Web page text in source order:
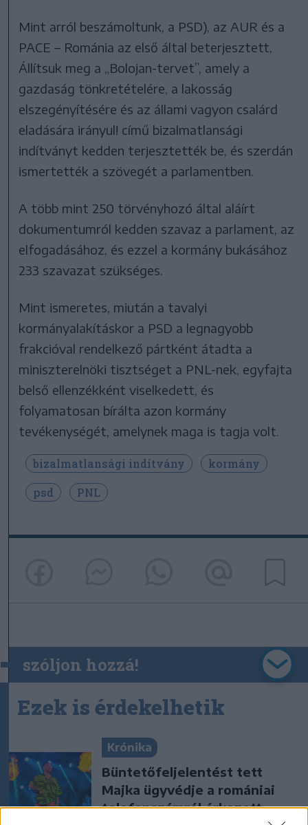
Mint arról beszámoltunk, a PSD), az AUR és a
PACE – Románia az első által beterjesztett,
Állítsuk meg a „Bolojan-tervet”, amely a
gazdaság tönkretételére, a lakosság
elszegényítésére és az állami vagyon csalárd
eladására irányul! című bizalmatlansági
indítványt kedden terjesztették be, és szerdán
ismertették a szövegét a parlamentben.
A több mint 250 törvényhozó által aláírt
dokumentumról kedden szavaz a parlament, az
elfogadásához, és ezzel a kormány bukásához
233 szavazat szükséges.
Mint ismeretes, miután a tavalyi
kormányalakításkor a PSD a legnagyobb
frakcióval rendelkező pártként átadta a
miniszterelnöki tisztséget a PNL-nek, egyfajta
belső ellenzékként viselkedett, és
folyamatosan bírálta azon kormány
tevékenységét, amelynek maga is tagja volt.
bizalmatlansági indítvány
kormány
psd
PNL
szóljon hozzá!
Ezek is érdekelhetik
Krónika
Büntetőfeljelentést tett
Majka ügyvédje a romániai
telefonszámról érkezett